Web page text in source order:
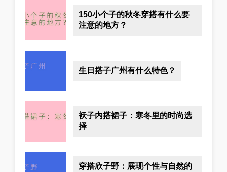
150小个子的秋冬穿搭有什么要
注意的地方？
生日搭子广州有什么特色？
袄子内搭裙子：寒冬里的时尚选
择
穿搭欣子野：展现个性与自然的